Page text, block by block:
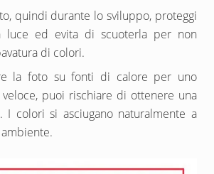
quindi durante lo sviluppo, proteggi
luce ed evita di scuoterla per non
di colori.
la foto su fonti di calore per uno
puoi rischiare di ottenere una
I colori si asciugano naturalmente a